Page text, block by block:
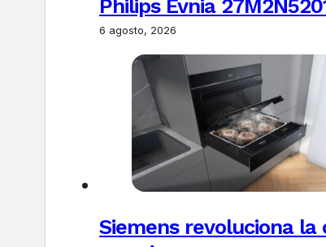
Philips Evnia
6 agosto, 2026
Siemens revoluciona